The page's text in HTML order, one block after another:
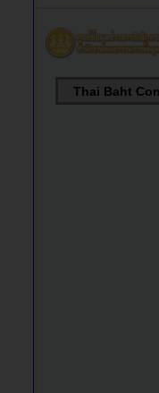
Thai Baht